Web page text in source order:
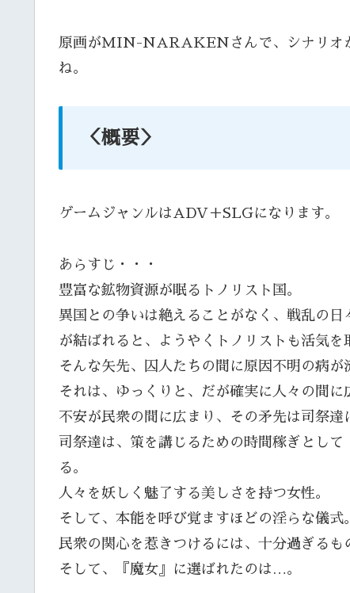
原画がMIN-NARAKENさんで、シナリオ
ね。
＜概要＞
ゲームジャンルはADV＋SLGになります。
あらすじ・・・
豊富な鉱物資源が眠るトノリスト国。
異国との争いは絶えることがなく、戦乱の
が結ばれると、ようやくトノリストも活気を
そんな矢先、囚人たちの間に原因不明の病が
それは、ゆっくりと、だが確実に人々の間に
不安が民衆の間に広まり、その矛先は司祭達
司祭達は、策を講じるための時間稼ぎとし
る。
人々を妖しく魅了する美しさを持つ女性。
そして、本能を呼び覚ますほどの淫らな儀式。
民衆の関心を惹きつけるには、十分過ぎるも
そして、『魔女』に選ばれたのは…。